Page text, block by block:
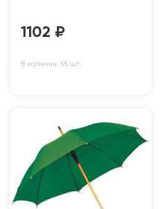
1102 ₽
В наличии: 55 шт